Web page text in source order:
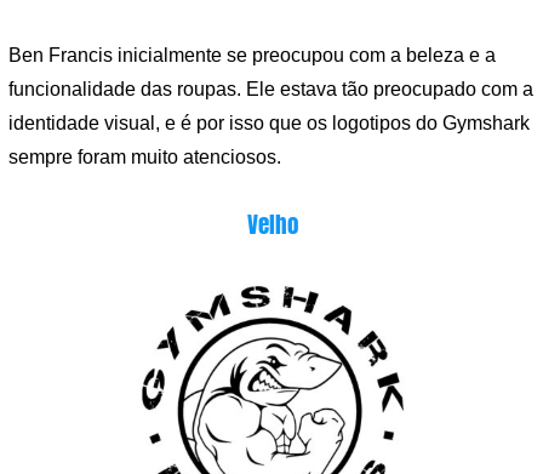
Ben Francis inicialmente se preocupou com a beleza e a
funcionalidade das roupas. Ele estava tão preocupado com a
identidade visual, e é por isso que os logotipos do Gymshark
sempre foram muito atenciosos.
Velho